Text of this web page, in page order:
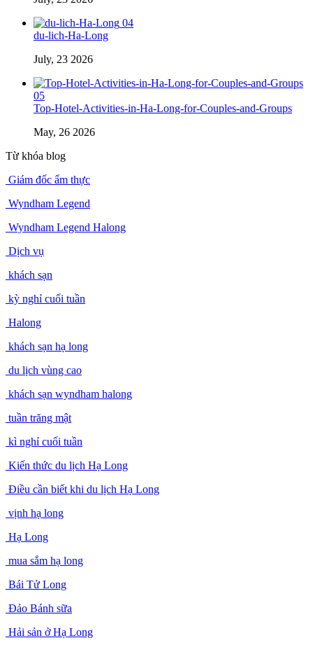
July, 23 2026
du-lich-Ha-Long
July, 23 2026
Top-Hotel-Activities-in-Ha-Long-for-Couples-and-Groups
May, 26 2026
Từ khóa blog
Giám đốc ẩm thực
Wyndham Legend
Wyndham Legend Halong
Dịch vụ
khách sạn
kỳ nghỉ cuối tuần
Halong
khách sạn hạ long
du lịch vùng cao
khách sạn wyndham halong
tuần trăng mật
kì nghỉ cuối tuần
Kiến thức du lịch Hạ Long
Điều cần biết khi du lịch Hạ Long
vịnh hạ long
Hạ Long
mua sắm hạ long
Bái Tử Long
Đảo Bánh sữa